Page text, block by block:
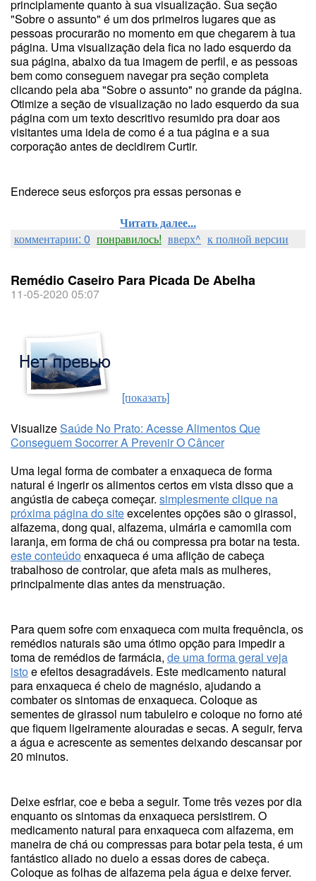
principlamente quanto à sua visualização. Sua seção
"Sobre o assunto" é um dos primeiros lugares que as
pessoas procurarão no momento em que chegarem à tua
página. Uma visualização dela fica no lado esquerdo da
sua página, abaixo da tua imagem de perfil, e as pessoas
bem como conseguem navegar pra seção completa
clicando pela aba "Sobre o assunto" no grande da página.
Otimize a seção de visualização no lado esquerdo da sua
página com um texto descritivo resumido pra doar aos
visitantes uma ideia de como é a tua página e a sua
corporação antes de decidirem Curtir.
Enderece seus esforços pra essas personas e
Читать далее...
комментарии: 0 понравилось! вверх^ к полной версии
Remédio Caseiro Para Picada De Abelha
11-05-2020 05:07
[показать]
VisualizeSaúde No Prato: Acesse Alimentos Que
Conseguem Socorrer A Prevenir O Câncer
Uma legal forma de combater a enxaqueca de forma
natural é ingerir os alimentos certos em vista disso que a
angústia de cabeça começar. simplesmente clique na
próxima página do siteexcelentes opções são o girassol,
alfazema, dong quai, alfazema, ulmária e camomila com
laranja, em forma de chá ou compressa pra botar na testa.
este conteúdoenxaqueca é uma aflição de cabeça
trabalhoso de controlar, que afeta mais as mulheres,
principalmente dias antes da menstruação.
Para quem sofre com enxaqueca com muita frequência, os
remédios naturais são uma ótimo opção para impedir a
toma de remédios de farmácia, de uma forma geral veja
istoe efeitos desagradáveis. Este medicamento natural
para enxaqueca é cheio de magnésio, ajudando a
combater os sintomas de enxaqueca. Coloque as
sementes de girassol num tabuleiro e coloque no forno até
que fiquem ligeiramente alouradas e secas. A seguir, ferva
a água e acrescente as sementes deixando descansar por
20 minutos.
Deixe esfriar, coe e beba a seguir. Tome três vezes por dia
enquanto os sintomas da enxaqueca persistirem. O
medicamento natural para enxaqueca com alfazema, em
maneira de chá ou compressas para botar pela testa, é um
fantástico aliado no duelo a essas dores de cabeça.
Coloque as folhas de alfazema pela água e deixe ferver.